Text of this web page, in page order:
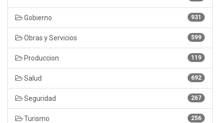
931
Gobierno
599
Obras y Servicios
119
Produccion
692
Salud
267
Seguridad
256
Turismo